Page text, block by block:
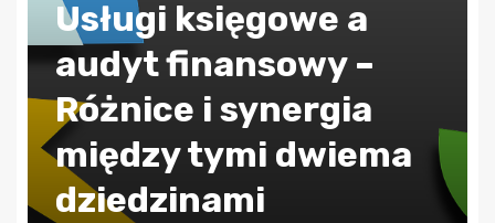
Pieniądze
ZUS jak poprawnie
obliczać składkę
zdrowotną?